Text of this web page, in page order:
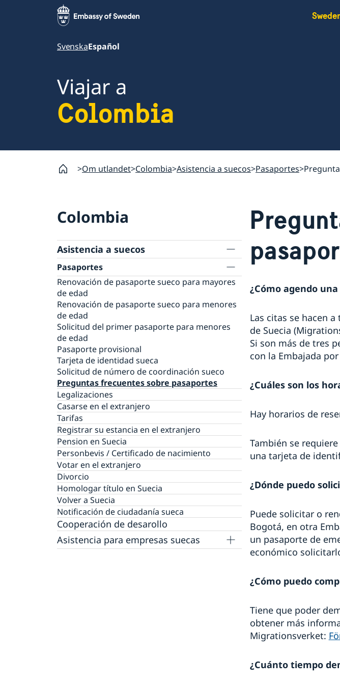
SvenskaEspañol
Viajar a
Colombia
Om utlandet Colombia Asistencia a suecos Pasaportes
Colombia
Asistencia a suecos
Pasaportes
Renovación de pasaporte sueco para mayores
de edad
Renovación de pasaporte sueco para menores
de edad
Solicitud del primer pasaporte para menores
de edad
Pasaporte provisional
Tarjeta de identidad sueca
Solicitud de número de coordinación sueco
Preguntas frecuentes sobre pasaportes
Legalizaciones
Casarse en el extranjero
Tarifas
Registrar su estancia en el extranjero
Pension en Suecia
Personbevis / Certificado de nacimiento
Votar en el extranjero
Divorcio
Homologar título en Suecia
Volver a Suecia
Notificación de ciudadanía sueca
Cooperación de desarollo
Asistencia para empresas suecas
¿Cómo agendo
Las citas se hacen
de Suecia
Si son más de tres
con la Embajada
¿Cuáles son los
Hay horarios de
También se
una tarjeta de
¿Dónde puedo
Puede solicitar o
Bogotá, en otra
un pasaporte de
económico
¿Cómo puedo
Tiene que poder
obtener más
Migrationsverket:
¿Cuánto tiempo